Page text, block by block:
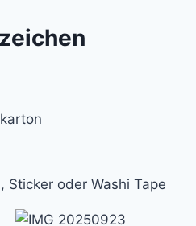
Sticker oder Washi Tape